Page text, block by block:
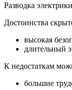
Разводка
Достоинства
высокая
длительный
К недостаткам
большие